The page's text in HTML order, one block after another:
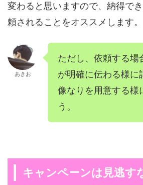
変わると思いますので、納得で
頼されることをオススメします。
あきお
ただし、依頼する場
が明確に伝わる様に
像なりを用意する様
う。
キャンペーンは見逃す